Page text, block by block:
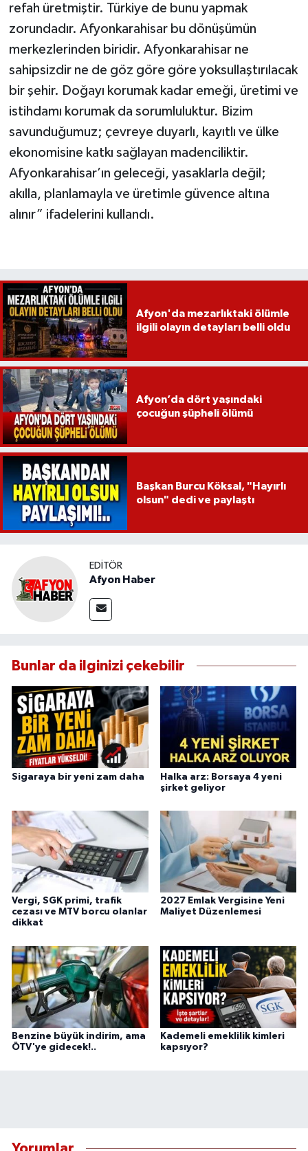
refah üretmiştir. Türkiye de bunu yapmak
zorundadır. Afyonkarahisar bu dönüşümün
merkezlerinden biridir. Afyonkarahisar ne
sahipsizdir ne de göz göre göre yoksullaştırılacak
bir şehir. Doğayı korumak kadar emeği, üretimi ve
istihdamı korumak da sorumluluktur. Bizim
savunduğumuz; çevreye duyarlı, kayıtlı ve ülke
ekonomisine katkı sağlayan madenciliktir.
Afyonkarahisar’ın geleceği, yasaklarla değil;
akılla, planlamayla ve üretimle güvence altına
alınır” ifadelerini kullandı.
Afyon'da mezarlıktaki ölümle
ilgili olayın detayları belli oldu
Afyon’da dört yaşındaki
çocuğun şüpheli ölümü
Başkan Burcu Köksal, "Hayırlı
olsun" dedi ve paylaştı
EDITÖR
Afyon Haber
Bunlar da ilginizi çekebilir
Sigaraya bir yeni zam daha
Halka arz: Borsaya 4 yeni
şirket geliyor
Vergi, SGK primi, trafik
cezası ve MTV borcu olanlar
dikkat
2027 Emlak Vergisine Yeni
Maliyet Düzenlemesi
Benzine büyük indirim, ama
ÖTV'ye gidecek!..
Kademeli emeklilik kimleri
kapsıyor?